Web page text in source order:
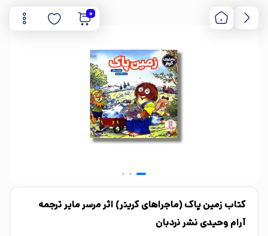
0
کتاب زمین پاک (ماجراهای کریتر) اثر مرسر مایر ترجمه
آرام وحیدی نشر نردبان